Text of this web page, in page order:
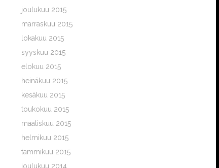
joulukuu 2015
marraskuu 2015
lokakuu 2015
syyskuu 2015
elokuu 2015
heinäkuu 2015
kesäkuu 2015
toukokuu 2015
maaliskuu 2015
helmikuu 2015
tammikuu 2015
joulukuu 2014